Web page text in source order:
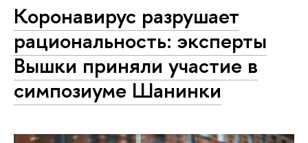
Коронавирус разрушает
рациональность: эксперты
Вышки приняли участие в
симпозиуме Шанинки